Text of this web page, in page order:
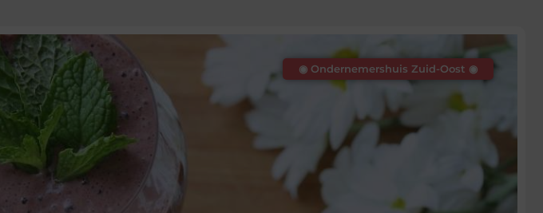
◉ Ondernemershuis Zuid-Oost ◉